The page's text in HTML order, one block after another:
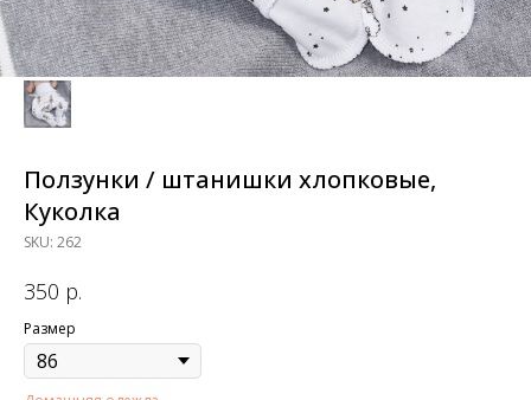
Ползунки / штанишки хлопковые,
Куколка
SKU: 262
350 р.
Размер